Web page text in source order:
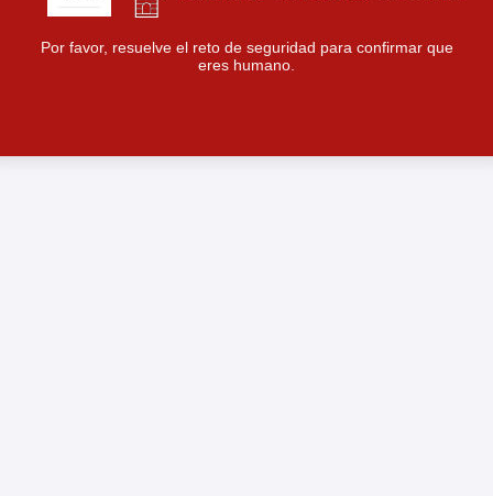
Por favor, resuelve el reto de seguridad para confirmar que
eres humano.